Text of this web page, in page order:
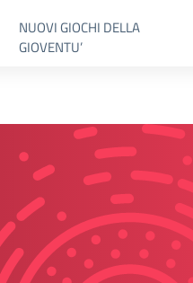
NUOVI GIOCHI DELLA
GIOVENTU’